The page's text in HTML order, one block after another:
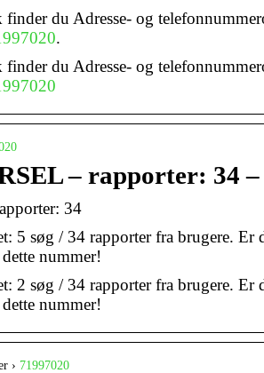
du Adresse- og
.
du Adresse- og
– rapporter: 34 –
34
5 søg / 34 rapporter fra brugere. Er
nummer!
2 søg / 34 rapporter fra brugere. Er
nummer!
› 71997020